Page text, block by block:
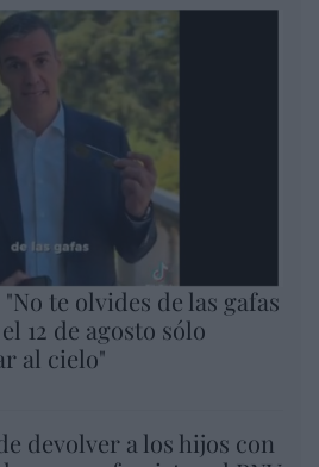
te olvides de las gafas
12 de agosto sólo
al cielo"
devolver a los hijos con